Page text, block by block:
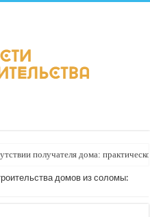
получателя дома:
домов из соломы: